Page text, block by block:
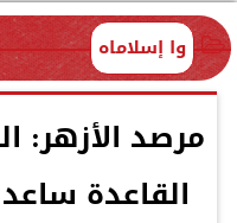
وا إسلاماه
مرصد الأزهر:
القاعدة